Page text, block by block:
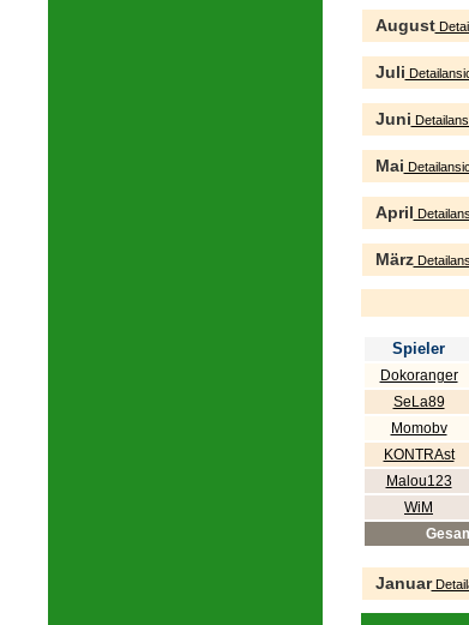
August
Juli
Juni
Mai
April
März
Spieler
Dokoranger
SeLa89
Momobv
KONTRAst
Malou123
WiM
Januar